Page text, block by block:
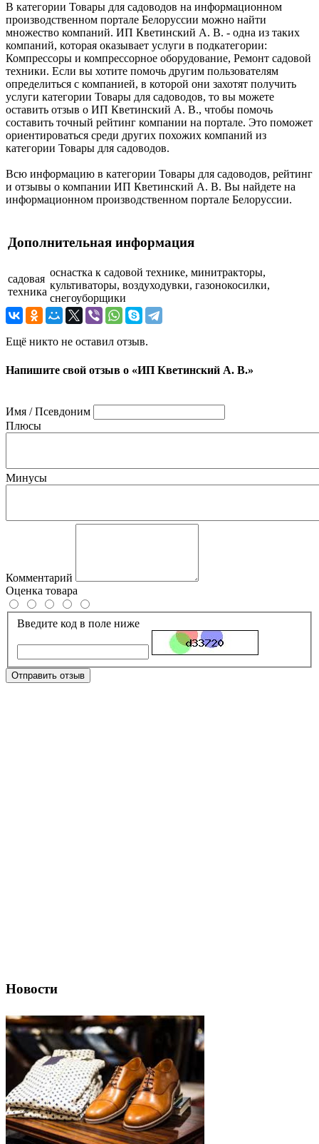
В категории Товары для садоводов на информационном
производственном портале Белоруссии можно найти
множество компаний. ИП Кветинский А. В. - одна из таких
компаний, которая оказывает услуги в подкатегории:
Компрессоры и компрессорное оборудование, Ремонт садовой
техники. Если вы хотите помочь другим пользователям
определиться с компанией, в которой они захотят получить
услуги категории Товары для садоводов, то вы можете
оставить отзыв о ИП Кветинский А. В., чтобы помочь
составить точный рейтинг компании на портале. Это поможет
ориентироваться среди других похожих компаний из
категории Товары для садоводов.
Всю информацию в категории Товары для садоводов, рейтинг
и отзывы о компании ИП Кветинский А. В. Вы найдете на
информационном производственном портале Белоруссии.
Дополнительная информация
садовая
техника
оснастка к садовой технике, минитракторы,
культиваторы, воздуходувки, газонокосилки,
снегоуборщики
Ещё никто не оставил отзыв.
Напишите свой отзыв о «ИП Кветинский А. В.»
Имя / Псевдоним
Плюсы
Минусы
Комментарий
Оценка товара
Введите код в поле ниже
Отправить отзыв
Новости